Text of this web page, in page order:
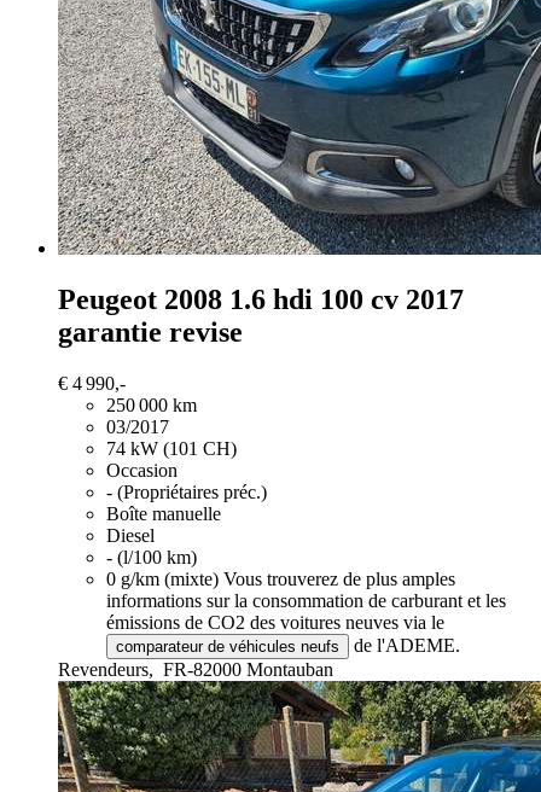
Peugeot 2008 1.6 hdi 100 cv 2017
garantie revise
€ 4 990,-
250 000 km
03/2017
74 kW (101 CH)
Occasion
- (Propriétaires préc.)
Boîte manuelle
Diesel
- (l/100 km)
0 g/km (mixte) Vous trouverez de plus amples
informations sur la consommation de carburant et les
émissions de CO2 des voitures neuves via le
comparateur de véhicules neufs
de l'ADEME.
Revendeurs, FR-82000 Montauban